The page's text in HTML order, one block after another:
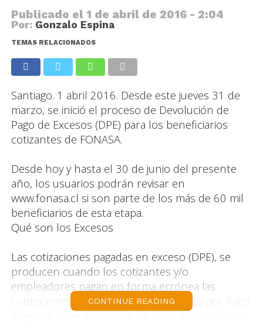
Publicado el 1 de abril de 2016 - 2:04
Por: Gonzalo Espina
TEMAS RELACIONADOS
Santiago. 1 abril 2016. Desde este jueves 31 de
marzo, se inició el proceso de Devolución de
Pago de Excesos (DPE) para los beneficiarios
cotizantes de FONASA.
Desde hoy y hasta el 30 de junio del presente
año, los usuarios podrán revisar en
www.fonasa.cl si son parte de los más de 60 mil
beneficiarios de esta etapa.
Qué son los Excesos
Las cotizaciones pagadas en exceso (DPE), se
producen cuando los cotizantes y/o
empleadores pagan en forma errónea las
cotizaciones, ya sea por Doble Pago y/o por Pago
Mayor al Tope Imponible. Se trata de dinero que
CONTINUE READING